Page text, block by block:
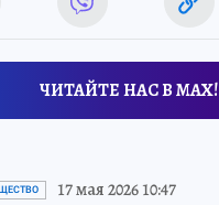
ЧИТАЙТЕ НАС В МАХ!
17 мая 2026 10:47